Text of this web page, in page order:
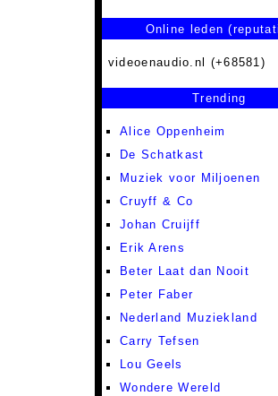
Online leden
videoenaudio.nl (+68581)
Trending
Alice Oppenheim
De Schatkast
Muziek voor Miljoenen
Cruyff & Co
Johan Cruijff
Erik Arens
Beter Laat dan Nooit
Peter Faber
Nederland Muziekland
Carry Tefsen
Lou Geels
Wondere Wereld